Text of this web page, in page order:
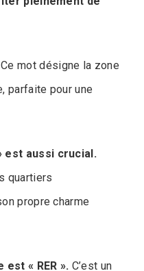
Ce mot désigne la zone
parfaite pour une
est aussi crucial.
quartiers
propre charme
« RER ». C’est un